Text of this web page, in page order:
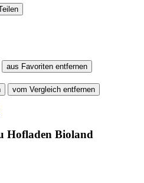
aus Favoriten entfernen
vom Vergleich entfernen
Hofladen Bioland